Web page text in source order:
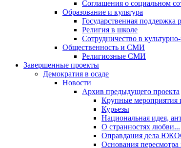
Соглашения о социальном
Образование и культура
Государственная поддержка
Религия в школе
Сотрудничество в
Общественность и СМИ
Религиозные СМИ
Завершенные проекты
Демократия в осаде
Новости
Архив предыдущего проекта
Крупные мероприятия
Курьезы
Национальная идея,
О странностях любви...
Оправдания дела
Основания пересмотра